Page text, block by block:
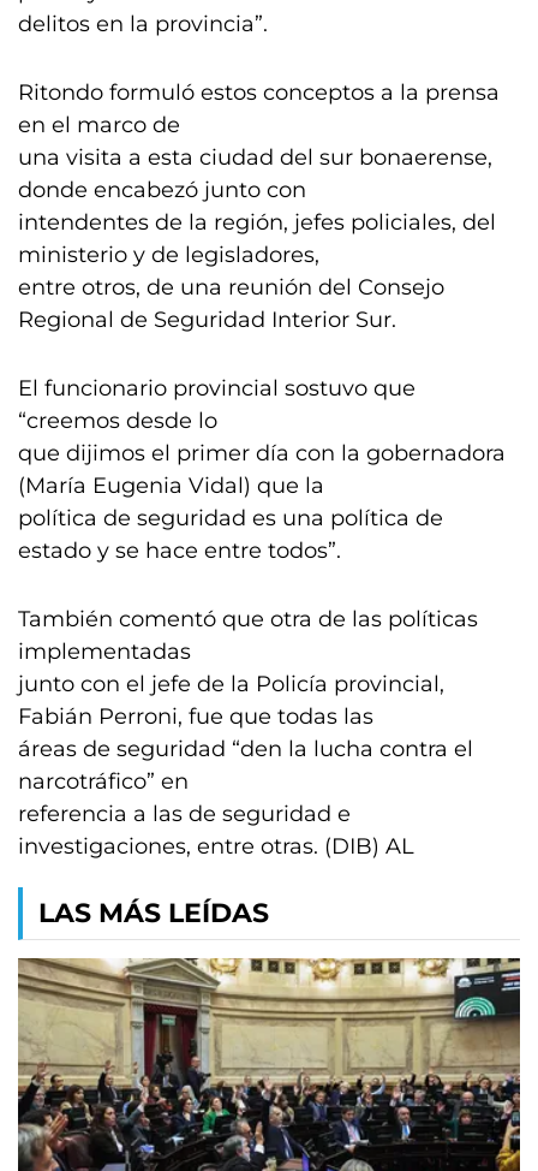
delitos en la provincia”.
Ritondo formuló estos conceptos a la prensa
en el marco de
una visita a esta ciudad del sur bonaerense,
donde encabezó junto con
intendentes de la región, jefes policiales, del
ministerio y de legisladores,
entre otros, de una reunión del Consejo
Regional de Seguridad Interior Sur.
El funcionario provincial sostuvo que
“creemos desde lo
que dijimos el primer día con la gobernadora
(María Eugenia Vidal) que la
política de seguridad es una política de
estado y se hace entre todos”.
También comentó que otra de las políticas
implementadas
junto con el jefe de la Policía provincial,
Fabián Perroni, fue que todas las
áreas de seguridad “den la lucha contra el
narcotráfico” en
referencia a las de seguridad e
investigaciones, entre otras. (DIB) AL
LAS MÁS LEÍDAS